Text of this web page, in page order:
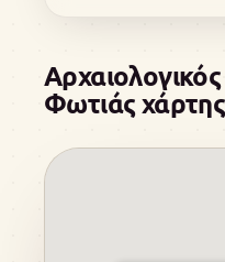
Φωτιάς χάρτης